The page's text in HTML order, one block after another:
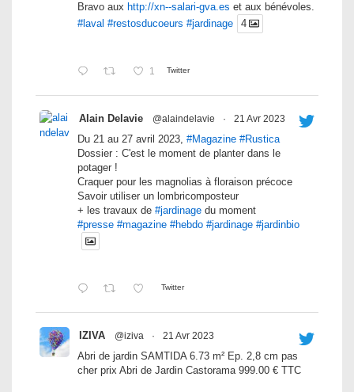
Bravo aux http://xn--salari-gva.es et aux bénévoles.
#laval #restosducoeurs #jardinage 4
1 Twitter
Alain Delavie @alaindelavie · 21 Avr 2023
Du 21 au 27 avril 2023, #Magazine #Rustica
Dossier : C'est le moment de planter dans le
potager !
Craquer pour les magnolias à floraison précoce
Savoir utiliser un lombricomposteur
+ les travaux de #jardinage du moment
#presse #magazine #hebdo #jardinage #jardinbio
Twitter
IZIVA @iziva · 21 Avr 2023
Abri de jardin SAMTIDA 6.73 m² Ep. 2,8 cm pas
cher prix Abri de Jardin Castorama 999.00 € TTC